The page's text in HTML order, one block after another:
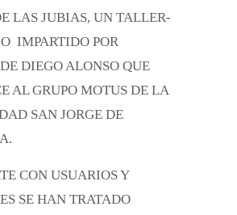
LAS JUBIAS, UN TALLER-
IMPARTIDO POR
DIEGO ALONSO QUE
AL GRUPO MOTUS DE LA
SAN JORGE DE
CON USUARIOS Y
SE HAN TRATADO